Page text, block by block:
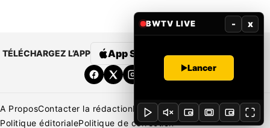
TÉLÉCHARGEZ L’APP App Store Google Play
A ProposContacter la rédactionRédaction Mentions légales
Politique éditorialePolitique de correction
BWTV LIVE - x
Lancer